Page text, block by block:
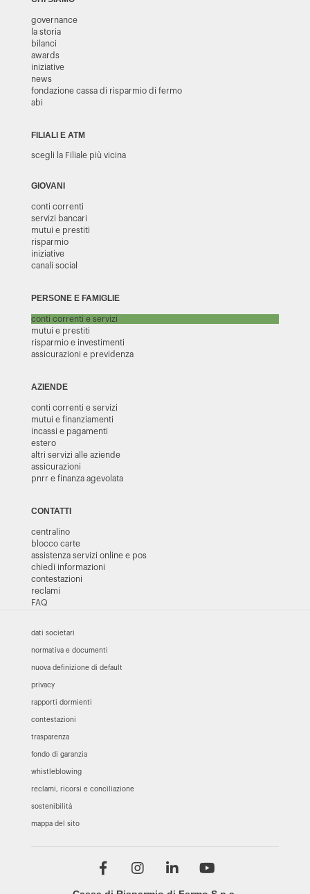
governance
la storia
bilanci
awards
iniziative
news
fondazione cassa di risparmio di fermo
abi
FILIALI E ATM
scegli la Filiale più vicina
GIOVANI
conti correnti
servizi bancari
mutui e prestiti
risparmio
iniziative
canali social
PERSONE E FAMIGLIE
conti correnti e servizi
mutui e prestiti
risparmio e investimenti
assicurazioni e previdenza
AZIENDE
conti correnti e servizi
mutui e finanziamenti
incassi e pagamenti
estero
altri servizi alle aziende
assicurazioni
pnrr e finanza agevolata
CONTATTI
centralino
blocco carte
assistenza servizi online e pos
chiedi informazioni
contestazioni
reclami
FAQ
dati societari
normativa e documenti
nuova definizione di default
privacy
rapporti dormienti
contestazioni
trasparenza
fondo di garanzia
whistleblowing
reclami, ricorsi e conciliazione
sostenibilità
mappa del sito